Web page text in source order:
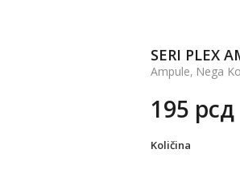
SERI PLEX
Ampule, Nega
195 рсд
Količina